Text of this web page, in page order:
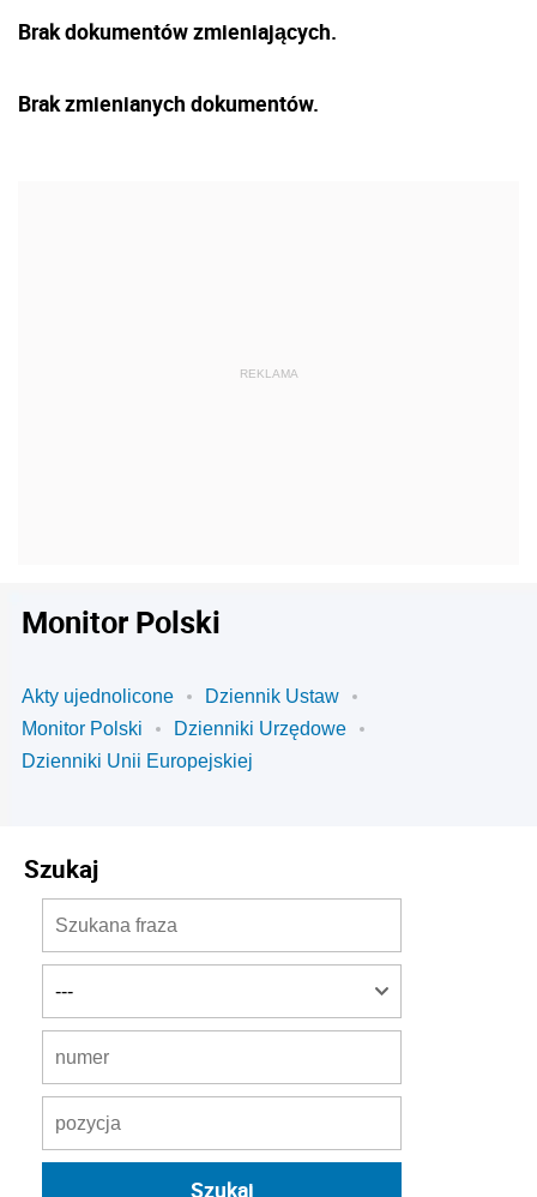
Brak dokumentów zmieniających.
Brak zmienianych dokumentów.
Monitor Polski
Akty ujednolicone
Dziennik Ustaw
Monitor Polski
Dzienniki Urzędowe
Dzienniki Unii Europejskiej
Szukaj